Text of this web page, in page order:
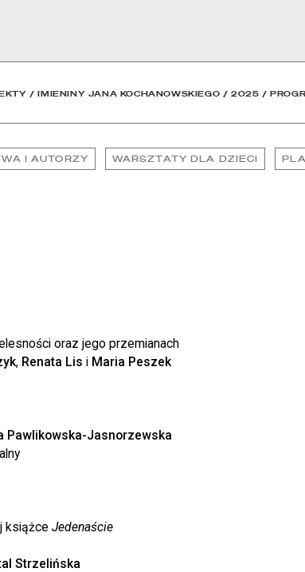
/IMIENINY JANA KOCHANOWSKIEGO / 2025 /
I AUTORZY WARSZTATY DLA DZIECI
oraz jego przemianach
, Renata Lis i Maria Peszek
Pawlikowska-Jasnorzewska
książce Jedenaście
Strzelińska